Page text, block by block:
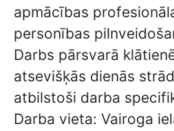
apmācības
personības
Darbs pārsvarā
atsevišķās dienās
atbilstoši darba
Darba vieta: Vairoga